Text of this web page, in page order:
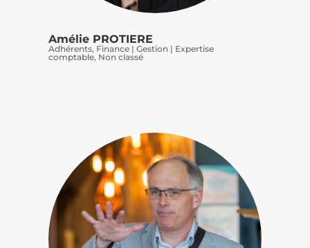
Amélie PROTIERE
Adhérents, Finance | Gestion | Expertise
comptable, Non classé